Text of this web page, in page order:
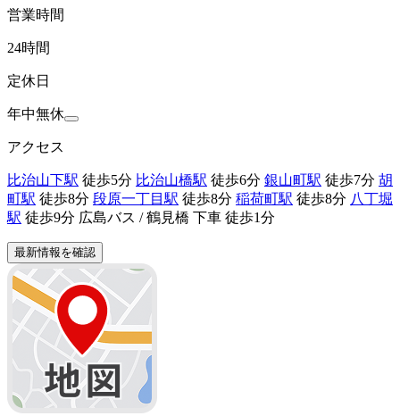
営業時間
24時間
定休日
年中無休
アクセス
比治山下駅 徒歩5分 比治山橋駅 徒歩6分 銀山町駅 徒歩7分 胡
町駅 徒歩8分 段原一丁目駅 徒歩8分 稲荷町駅 徒歩8分 八丁堀
駅 徒歩9分 広島バス / 鶴見橋 下車 徒歩1分
最新情報を確認